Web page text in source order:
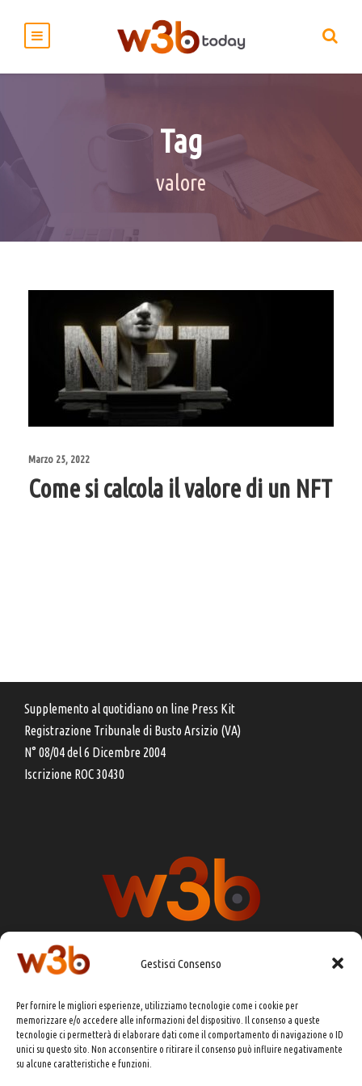
Gestisci Consenso
Per fornire le migliori esperienze, utilizziamo tecnologie come i cookie per
memorizzare e/o accedere alle informazioni del dispositivo. Il consenso a queste
tecnologie ci permetterà di elaborare dati come il comportamento di navigazione o ID
unici su questo sito. Non acconsentire o ritirare il consenso può influire negativamente
su alcune caratteristiche e funzioni.
Tag
valore
Marzo 25, 2022
Come si calcola il valore di un NFT
Supplemento al quotidiano on line Press Kit
Registrazione Tribunale di Busto Arsizio (VA)
N° 08/04 del 6 Dicembre 2004
Iscrizione ROC 30430
DIRETTORE RESPONSABILE:
CHIARA PORTA
REDAZIONE & GRAFICA:EOIPSO.IT
EDITORE:EOIPSO.IT
CONTATTI:redazione@presskit.it